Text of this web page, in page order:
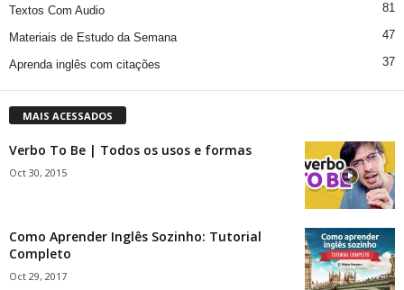
Textos Com Audio 81
Materiais de Estudo da Semana 47
Aprenda inglês com citações 37
MAIS ACESSADOS
Verbo To Be | Todos os usos e formas
Oct 30, 2015
Como Aprender Inglês Sozinho: Tutorial
Completo
Oct 29, 2017